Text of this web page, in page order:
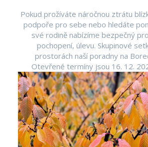
Pokud prožíváte náročnou ztrátu
podpoře pro sebe nebo hledáte
své rodině nabízíme bezpečný
pochopení, úlevu. Skupinové
prostorách naší poradny na
Otevřené termíny jsou 16. 12.